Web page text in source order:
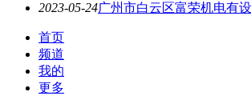
2023-05-24广州市白云区富荣机电有
首页
频道
我的
更多